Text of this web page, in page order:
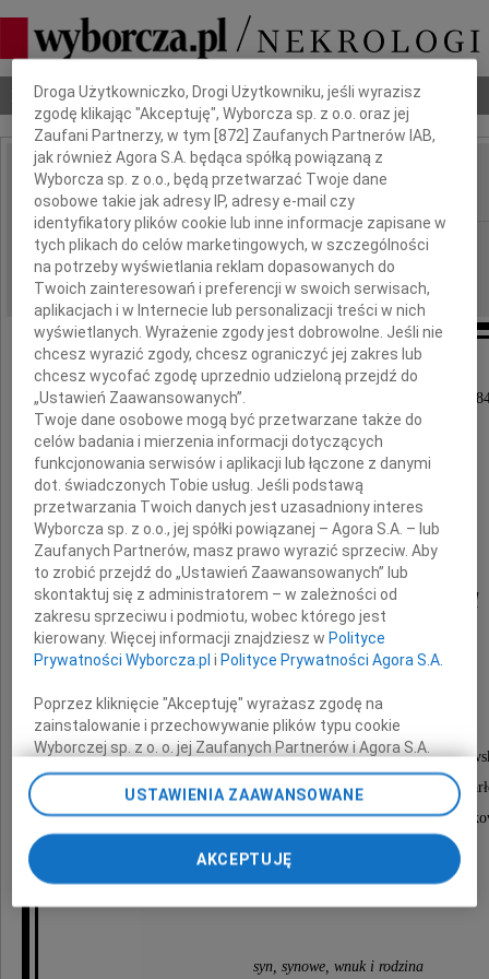
Nekrologi Odeszli Poradnik pogrzebowy
IMIĘ I NAZWISKO: Krystyna Borkowska
REGION: Warszawa
DATA EMISJI: 29.08.2009
W dniu 23 sierpnia 2009 roku zmarła, przeżywszy
Krystyna Borkowska
Nabożeństwo żałobne odbędzie się
2 września 2009 roku o godzinie 11.15
w kościele św. Jozafata na Powązkach, ul.
po którym nastąpi odprowadzenie Prochów
do grobu rodzinnego na Cmentarz Powązki
syn, synowe, wnuk i rodzina
Dbamy o Twoją prywatność
Droga Użytkowniczko, Drogi Użytkowniku, jeśli wyrazisz
zgodę klikając "Akceptuję", Wyborcza sp. z o.o. oraz jej
Zaufani Partnerzy, w tym [872 ] Zaufanych Partnerów IAB,
jak również Agora S.A. będąca spółką powiązaną z
Wyborcza sp. z o.o., będą przetwarzać Twoje dane
osobowe takie jak adresy IP, adresy e-mail czy
identyfikatory plików cookie lub inne informacje zapisane w
tych plikach do celów marketingowych, w szczególności
na potrzeby wyświetlania reklam dopasowanych do
Twoich zainteresowań i preferencji w swoich serwisach,
aplikacjach i w Internecie lub personalizacji treści w nich
wyświetlanych. Wyrażenie zgody jest dobrowolne. Jeśli nie
chcesz wyrazić zgody, chcesz ograniczyć jej zakres lub
chcesz wycofać zgodę uprzednio udzieloną przejdź do
„Ustawień Zaawansowanych”.
Twoje dane osobowe mogą być przetwarzane także do
celów badania i mierzenia informacji dotyczących
funkcjonowania serwisów i aplikacji lub łączone z danymi
dot. świadczonych Tobie usług. Jeśli podstawą
przetwarzania Twoich danych jest uzasadniony interes
Wyborcza sp. z o.o., jej spółki powiązanej – Agora S.A. – lub
Zaufanych Partnerów, masz prawo wyrazić sprzeciw. Aby
to zrobić przejdź do „Ustawień Zaawansowanych” lub
skontaktuj się z administratorem – w zależności od
zakresu sprzeciwu i podmiotu, wobec którego jest
kierowany. Więcej informacji znajdziesz w Polityce
Prywatności Wyborcza.pl i Polityce Prywatności Agora S.A.
Poprzez kliknięcie "Akceptuję" wyrażasz zgodę na
zainstalowanie i przechowywanie plików typu cookie
Wyborczej sp. z o. o. jej Zaufanych Partnerów i Agora S.A.
na Twoim urządzeniu końcowym. Możesz też w każdej
chwili zmienić swoje preferencje dot. plików cookie,
ponownie wywołując narzędzie do zarządzania Twoimi
preferencjami dot. przetwarzania danych poprzez
odnośnik „Ustawienia prywatności” w stopce serwisu i
przechodząc do sekcji „Ustawienia zaawansowane”.
My, nasi Zaufani Partnerzy i Agora S.A. możemy
USTAWIENIA ZAAWANSOWANE
AKCEPTUJĘ